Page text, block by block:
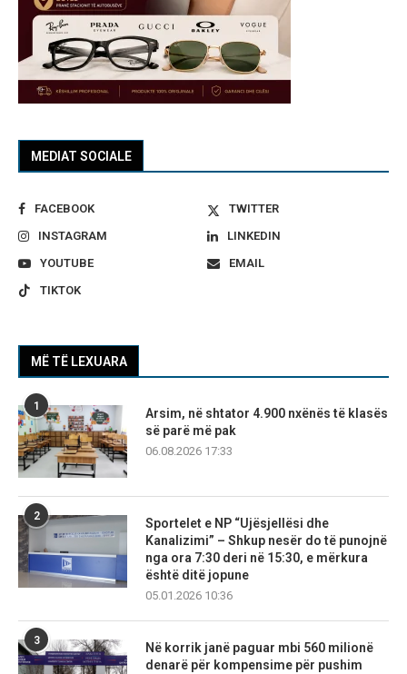
MEDIAT SOCIALE
FACEBOOK
TWITTER
INSTAGRAM
LINKEDIN
YOUTUBE
EMAIL
TIKTOK
MË TË LEXUARA
1
Arsim, në shtator 4.900 nxënës të klasës
së parë më pak
06.08.2026 17:33
2
Sportelet e NP “Ujësjellësi dhe
Kanalizimi” – Shkup nesër do të punojnë
nga ora 7:30 deri në 15:30, e mërkura
është ditë jopune
05.01.2026 10:36
3
Në korrik janë paguar mbi 560 milionë
denarë për kompensime për pushim